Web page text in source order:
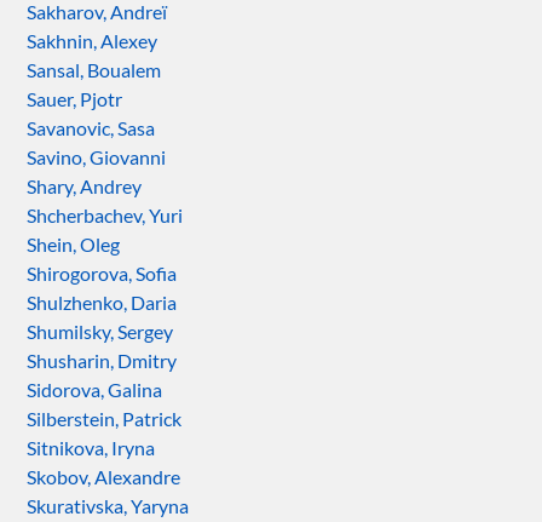
Sakharov, Andreï
Sakhnin, Alexey
Sansal, Boualem
Sauer, Pjotr
Savanovic, Sasa
Savino, Giovanni
Shary, Andrey
Shcherbachev, Yuri
Shein, Oleg
Shirogorova, Sofia
Shulzhenko, Daria
Shumilsky, Sergey
Shusharin, Dmitry
Sidorova, Galina
Silberstein, Patrick
Sitnikova, Iryna
Skobov, Alexandre
Skurativska, Yaryna